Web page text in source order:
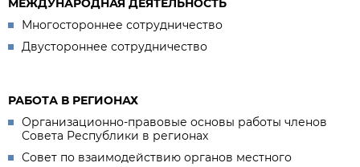
МЕЖДУНАРОДНАЯ ДЕЯТЕЛЬНОСТЬ
Многостороннее сотрудничество
Двустороннее сотрудничество
РАБОТА В РЕГИОНАХ
Организационно-правовые основы работы членов
Совета Республики в регионах
Совет по взаимодействию органов местного